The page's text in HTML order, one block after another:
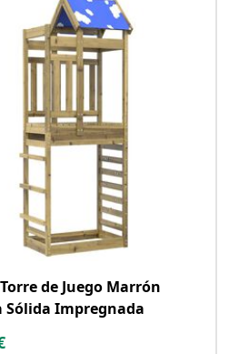
de Juego Marrón
Sólida Impregnada